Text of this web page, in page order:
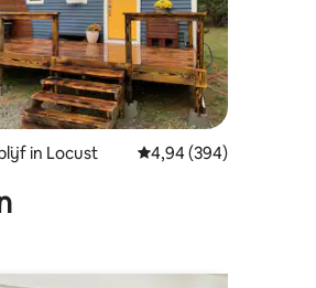
4,93 op 5, 366 recensies
in Locust Gemiddelde
4,94 (394)